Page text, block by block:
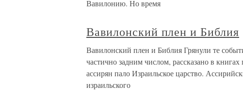
Вавилонию. Но время
Вавилонский плен и Библия
Вавилонский плен и Библия Грянули те
частично задним числом, рассказано в
ассирян пало Израильское царство.
израильского